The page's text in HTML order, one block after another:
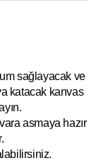
sağlayacak ve
katacak kanvas
asmaya hazır